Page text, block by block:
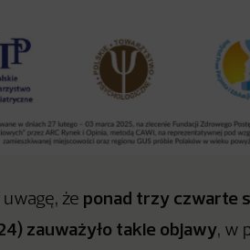
że ponad trzy czwarte
zauważyło takie objawy, w